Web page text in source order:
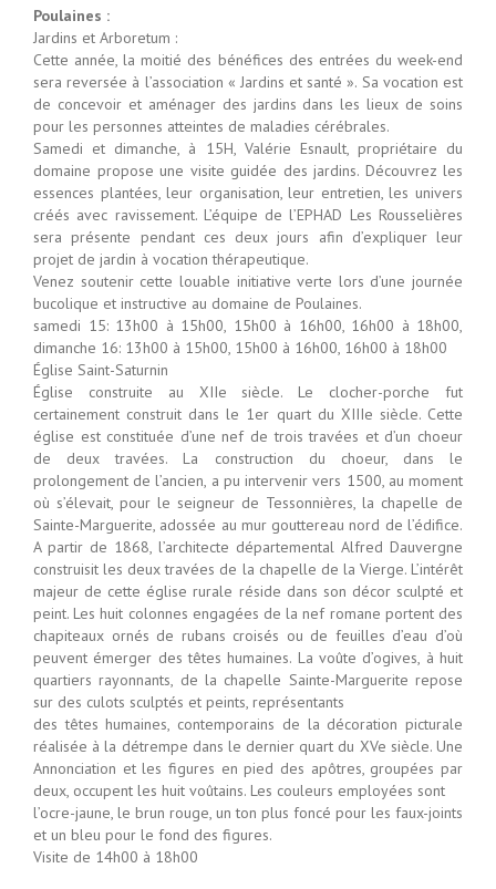
Poulaines :
Jardins et Arboretum :
Cette année, la moitié des bénéfices des entrées du week-end
sera reversée à l’association « Jardins et santé ». Sa vocation est
de concevoir et aménager des jardins dans les lieux de soins
pour les personnes atteintes de maladies cérébrales.
Samedi et dimanche, à 15H, Valérie Esnault, propriétaire du
domaine propose une visite guidée des jardins. Découvrez les
essences plantées, leur organisation, leur entretien, les univers
créés avec ravissement. L’équipe de l’EPHAD Les Rousselières
sera présente pendant ces deux jours afin d’expliquer leur
projet de jardin à vocation thérapeutique.
Venez soutenir cette louable initiative verte lors d’une journée
bucolique et instructive au domaine de Poulaines.
samedi 15: 13h00 à 15h00, 15h00 à 16h00, 16h00 à 18h00,
dimanche 16: 13h00 à 15h00, 15h00 à 16h00, 16h00 à 18h00
Église Saint-Saturnin
Église construite au XIIe siècle. Le clocher-porche fut
certainement construit dans le 1er quart du XIIIe siècle. Cette
église est constituée d’une nef de trois travées et d’un choeur
de deux travées. La construction du choeur, dans le
prolongement de l’ancien, a pu intervenir vers 1500, au moment
où s’élevait, pour le seigneur de Tessonnières, la chapelle de
Sainte-Marguerite, adossée au mur gouttereau nord de l’édifice.
A partir de 1868, l’architecte départemental Alfred Dauvergne
construisit les deux travées de la chapelle de la Vierge. L’intérêt
majeur de cette église rurale réside dans son décor sculpté et
peint. Les huit colonnes engagées de la nef romane portent des
chapiteaux ornés de rubans croisés ou de feuilles d’eau d’où
peuvent émerger des têtes humaines. La voûte d’ogives, à huit
quartiers rayonnants, de la chapelle Sainte-Marguerite repose
sur des culots sculptés et peints, représentants
des têtes humaines, contemporains de la décoration picturale
réalisée à la détrempe dans le dernier quart du XVe siècle. Une
Annonciation et les figures en pied des apôtres, groupées par
deux, occupent les huit voûtains. Les couleurs employées sont
l’ocre-jaune, le brun rouge, un ton plus foncé pour les faux-joints
et un bleu pour le fond des figures.
Visite de 14h00 à 18h00